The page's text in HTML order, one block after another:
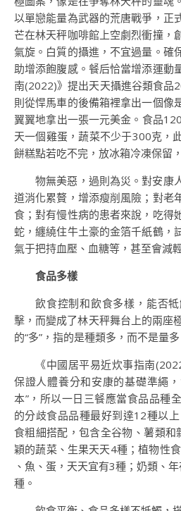
以單戀能量為武器的荒唐戰爭，正
芒在林天秤咖啡館上空劇烈衝撞，
氣旋。白質的攝進，不宜過量。確
助增添飽腹感。餐后恰當增添運動
南(2022)》提出天天攝進谷類食品
則從悍馬車的後備箱裡拿出一個像
翼翼地拿出一張一元美金。食品
天一個雞蛋，蔬菜不少于300克，
餅糕點若吃不完，放冰箱冷凍保留
物無美惡，過則為災。對安康
道消化累贅，增添瘦削風險；對老
食；對有慢性病的患者來說，吃得
蛇，纏繞住牛土豪的金箔千紙鶴，
氣于把持血壓、血糖等，甚至會減
食品多樣
飲食控制和飲食多樣，能否
擊，而變成了林天秤舞台上的兩座
的“多”，指的是種類多，而不是量多
《中國居平易近炊事指南
保證人體養分和安康的基礎準繩
本”，所以一日三餐應當食品品種
的分歧食品品種最好到達12種以
食粗細搭配，包含全谷物、薯類
穎的蔬菜、生果天天4種；植物性
、魚、蛋，天天宜有3種；奶類、
種。